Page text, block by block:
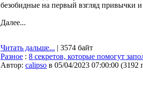
безобидные на первый взгляд привычки и
Далее...
Читать дальше... | 3574 байт
Разное : 8 секретов, которые помогут
Автор: calipso в 05/04/2023 07:00:00 (3192